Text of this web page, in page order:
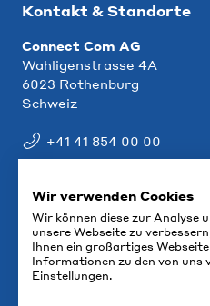
Kontakt & Standorte
Connect Com AG
Wahligenstrasse 4A
6023 Rothenburg
Schweiz
+41 41 854 00 00
Wir verwenden Cookies
Wir können diese zur Analyse
unsere Webseite zu
Ihnen ein großartiges
Informationen zu den von uns
Einstellungen.